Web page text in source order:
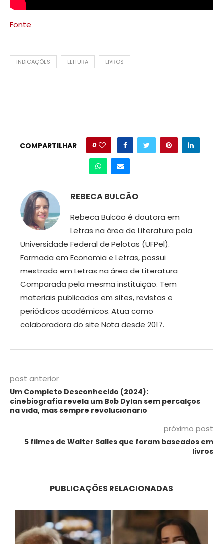
Fonte
INDICAÇÕES LEITURA LIVROS
COMPARTILHAR 0
REBECA BULCÃO
Rebeca Bulcão é doutora em
Letras na área de Literatura pela
Universidade Federal de Pelotas (UFPel).
Formada em Economia e Letras, possui
mestrado em Letras na área de Literatura
Comparada pela mesma instituição. Tem
materiais publicados em sites, revistas e
periódicos acadêmicos. Atua como
colaboradora do site Nota desde 2017.
post anterior
Um Completo Desconhecido (2024):
cinebiografia revela um Bob Dylan sem percalços
na vida, mas sempre revolucionário
próximo post
5 filmes de Walter Salles que foram baseados em
livros
PUBLICAÇÕES RELACIONADAS